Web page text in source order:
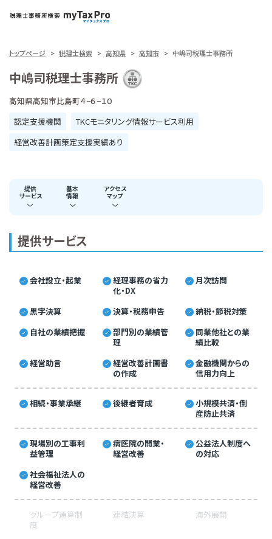
トップページ 税理士検索 高知県 高知市 中嶋司税理士事務所
中嶋司税理士事務所
高知県高知市比島町４−６−１０
認定支援機関
TKCモニタリング情報サービス利用
経営改善計画策定支援実績あり
提供
サービス
基本
情報
アクセス
マップ
提供サービス
会社設立・起業
経理事務の省力
化・DX
月次訪問
黒字決算 決算・税務申告
納税・節税対策
自社の業績把握
部門別の業績管
理
同業他社との業
績比較
経営助言
経営改善計画書
の作成
金融機関からの
信用力向上
相続・事業承継 後継者育成
小規模共済・倒
産防止共済
現場別の工事利
益管理
病医院の開業・
経営改善
公益法人制度へ
の対応
社会福祉法人の
経営改善
グループ通算制
度
連結決算 海外展開